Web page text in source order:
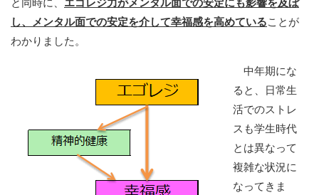
と同時に、 エゴレジ力がメンタル面での安定にも影響を及ぼ
し、メンタル面での安定を介して幸福感を高めていることが
わかりました。
中年期にな
ると、日常生
活でのストレ
スも学生時代
とは異なって
複雑な状況に
なってきま